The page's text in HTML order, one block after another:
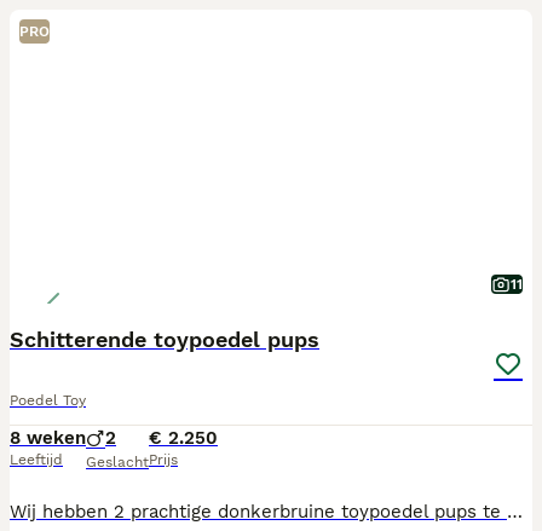
PRO
11
Schitterende toypoedel pups
Poedel Toy
8 weken
Leeftijd
2
Geslacht
€ 2.250
Prijs
Wij hebben 2 prachtige donkerbruine toypoedel pups te koop. Deze pups ( beide reutjes ) zijn op 6 juni geboren en mogen nu naar hun nieuwe baasje. De pups zijn in huiselijke kring opgegroeid en al goed gesocialiseerd. Ze zijn door de dierenarts volledig gecontroleerd, goedgekeurd, voorzien van een Europees paspoort en geregistreerd. De beide ouders zijn bruin en de vader heeft een schofthoogte van 26 cm. en de moeder is 25 cm. hoog. Voor meer informatie kunt u een berichtje sturen. Wij verkopen niet op zondag.